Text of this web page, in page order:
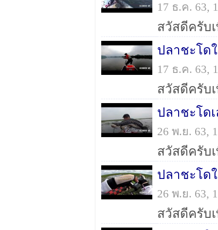
17 ธ.ค. 63,
ปลาชะโด
17 ธ.ค. 63,
ปลาชะโด
26 พ.ย. 63,
ปลาชะโด
26 พ.ย. 63,